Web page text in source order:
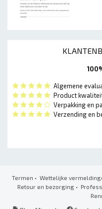
Algemene
Product
Verpakking en
Verzending en
Termen • Wettelijke
Retour en bezorging•